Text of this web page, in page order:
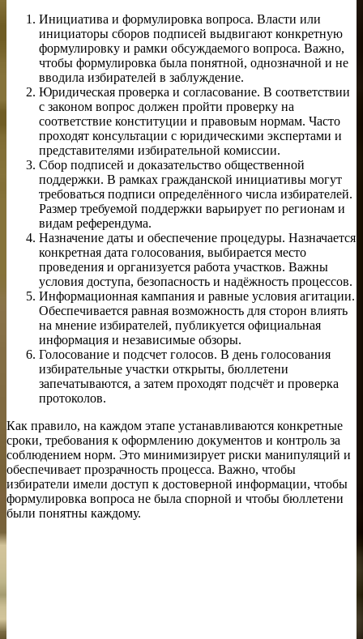
Инициатива и формулировка вопроса. Власти или
инициаторы сборов подписей выдвигают конкретную
формулировку и рамки обсуждаемого вопроса. Важно,
чтобы формулировка была понятной, однозначной и не
вводила избирателей в заблуждение.
Юридическая проверка и согласование. В соответствии
с законом вопрос должен пройти проверку на
соответствие конституции и правовым нормам. Часто
проходят консультации с юридическими экспертами и
представителями избирательной комиссии.
Сбор подписей и доказательство общественной
поддержки. В рамках гражданской инициативы могут
требоваться подписи определённого числа избирателей.
Размер требуемой поддержки варьирует по регионам и
видам референдума.
Назначение даты и обеспечение процедуры. Назначается
конкретная дата голосования, выбирается место
проведения и организуется работа участков. Важны
условия доступа, безопасность и надёжность процессов.
Информационная кампания и равные условия агитации.
Обеспечивается равная возможность для сторон влиять
на мнение избирателей, публикуется официальная
информация и независимые обзоры.
Голосование и подсчет голосов. В день голосования
избирательные участки открыты, бюллетени
запечатываются, а затем проходят подсчёт и проверка
протоколов.
Как правило, на каждом этапе устанавливаются конкретные
сроки, требования к оформлению документов и контроль за
соблюдением норм. Это минимизирует риски манипуляций и
обеспечивает прозрачность процесса. Важно, чтобы
избиратели имели доступ к достоверной информации, чтобы
формулировка вопроса не была спорной и чтобы бюллетени
были понятны каждому.